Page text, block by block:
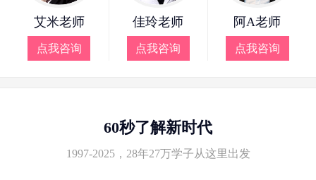
艾米老师
点我咨询
佳玲老师
点我咨询
阿A老师
点我咨询
60秒了解新时代
1997-2025，28年27万学子从这里出发